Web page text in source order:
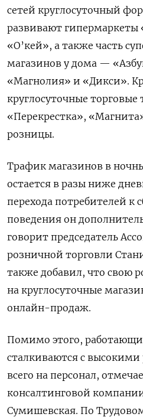
сетей круглосуточный
развивают гипермаркеты
«О’кей», а также часть
магазинов у дома —
«Магнолия» и «Дикси».
круглосуточные торговые
«Перекрестка»,
розницы.
Трафик магазинов в
остается в разы ниже
перехода потребителей к
поведения он
говорит председатель
розничной торговли
также добавил, что свою
на круглосуточные
онлайн-продаж.
Помимо этого,
сталкиваются с
всего на персонал,
консалтинговой
Сумишевская. По